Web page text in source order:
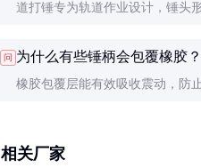
道打锤专为轨道作业设计，锤头
头。
问 为什么有些锤柄会包覆橡胶？
橡胶包覆层能有效吸收震动，防
相关厂家